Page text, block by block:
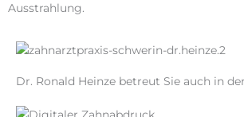
Ausstrahlung.
Dr. Ronald Heinze betreut Sie auch in